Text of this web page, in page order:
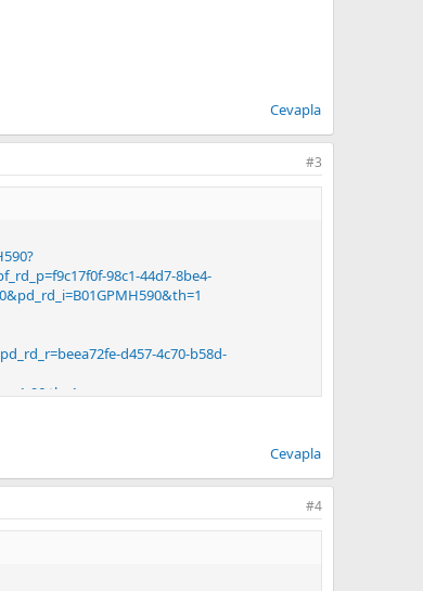
Cevapla
#3
98c1-44d7-8be4-
d457-4c70-b58d-
9&th=1
çelik olunca alasım geldi amaCevapla
#4